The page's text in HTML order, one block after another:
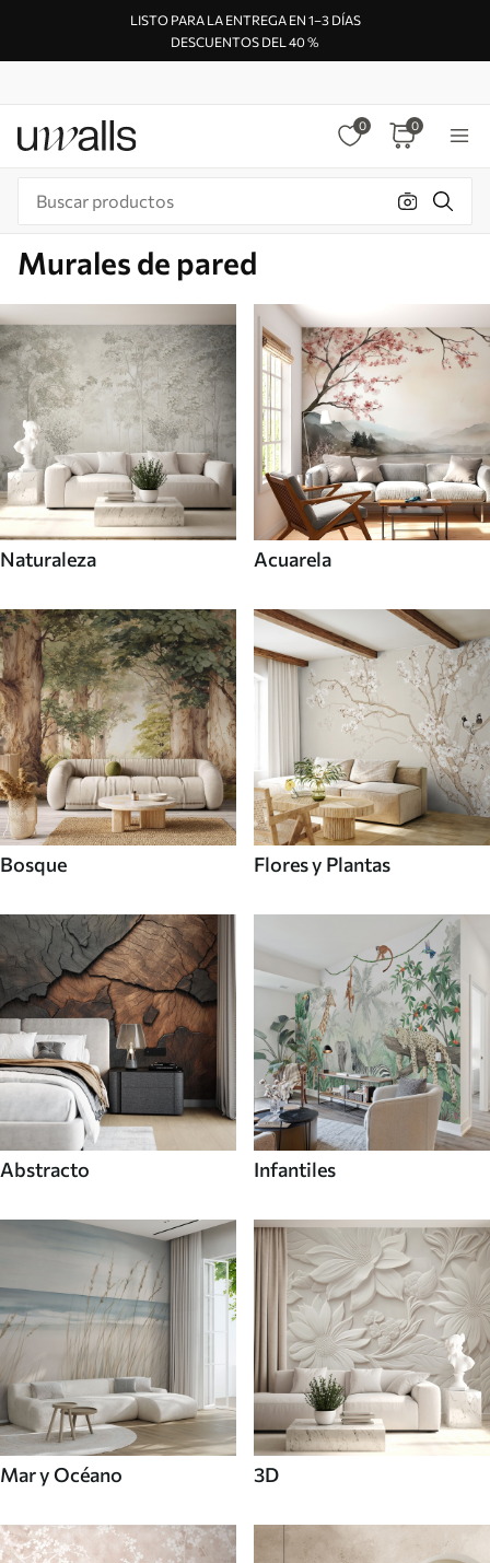
LISTO PARA LA ENTREGA EN 1–3 DÍAS
DESCUENTOS DEL 40 %
0 0
Murales de pared
Naturaleza Acuarela
Bosque Flores y Plantas
Abstracto Infantiles
Mar y Océano 3D